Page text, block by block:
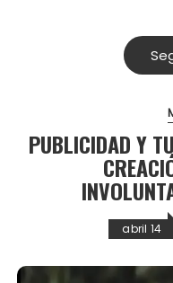
PUBLICIDAD Y
abril 14